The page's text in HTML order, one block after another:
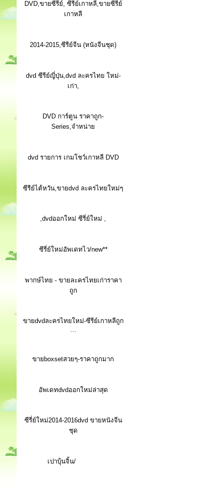
DVD,ขายซีรีย์, ซีรีย์เกาหลี,ขายซีรีย์
เกาหลี
2014-2015,ซีรีย์จีน (หนังจีนชุด)
dvd ซีรีย์ญี่ปุ่น,dvd ละครไทย ใหม่-
เก่า,
DVD การ์ตูน ราคาถูก-
Series,จำหน่าย
dvd รายการ เกมโชว์เกาหลี DVD
ซีรีย์ไต้หวัน,ขายdvd ละครไทยใหม่ๆ
,dvdออกใหม่ ซีรี่ย์ใหม่ ,
ซีรี่ย์ใหม่อัพเดทไว/new**
พากษ์ไทย - ขายละครไทยเก่าราคา
ถูก
ขายdvdละครไทยใหม่-ซีรีย์เกาหลีถูก
...
ขายboxsetสวยๆ-ราคาถูกมาก
อัพเดทdvdออกใหม่ล่าสุด
ซีรี่ย์ใหม่2014-2016dvd ขายหนังจีน
ชุด
เปาบุ้นจิ้น/